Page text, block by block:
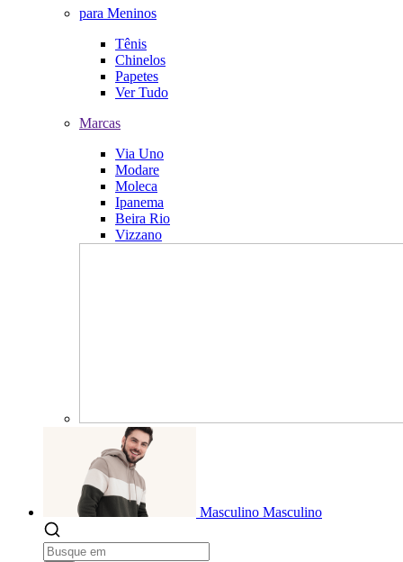
para Meninos
Tênis
Chinelos
Papetes
Ver Tudo
Marcas
Via Uno
Modare
Moleca
Ipanema
Beira Rio
Vizzano
Masculino Masculino